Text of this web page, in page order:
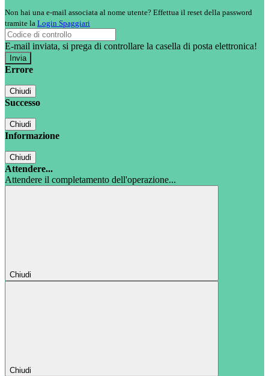
Non hai una e-mail associata al nome utente? Effettua il reset della password
tramite la Login Spaggiari
E-mail inviata, si prega di controllare la casella di posta elettronica!
Errore
Chiudi
Successo
Chiudi
Informazione
Chiudi
Attendere...
Attendere il completamento dell'operazione...
Chiudi
Chiudi